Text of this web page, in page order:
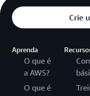
Crie
Aprenda
O que é
a AWS?
O que é